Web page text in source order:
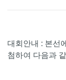
대회안내 : 본선
첨하여 다음과